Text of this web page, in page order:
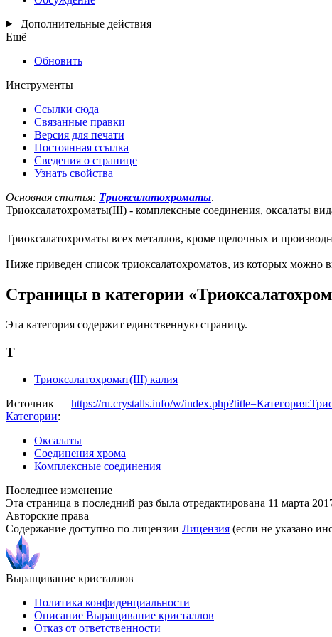
Дополнительные действия
Ещё
Обновить
Инструменты
Ссылки сюда
Связанные правки
Версия для печати
Постоянная ссылка
Сведения о странице
Узнать свойства
Основная статья: Триоксалатохроматы.
Триоксалатохроматы(III) - комплексные соединения, оксалаты
Триоксалатохроматы всех металлов, кроме щелочных и
Ниже приведен список триоксалатохроматов, из которых можно
Страницы в категории
Эта категория содержит единственную страницу.
Т
Триоксалатохромат(III) калия
Источник — https://ru.crystalls.info/w/
Категории:
Оксалаты
Соединения хрома
Комплексные соединения
Последнее изменение
Эта страница в последний раз была отредактирована 11 марта
Авторские права
Содержание доступно по лицензии Лицензия (если не указано
Выращивание кристаллов
Политика конфиденциальности
Описание Выращивание кристаллов
Отказ от ответственности